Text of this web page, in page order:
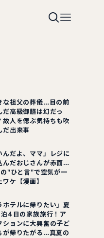
な祖父の葬儀…目の前
だ高級御膳は幻だっ
故人を偲ぶ気持ちも吹
だ出来事
んだよ、ママ」レジに
んだおじさんが赤面…
"ひと言"で空気が一
ワケ【漫画】
ホテルに帰りたい」夏
4日の家族旅行！ア
ションに大興奮の子ど
が帰りたがる…真夏の